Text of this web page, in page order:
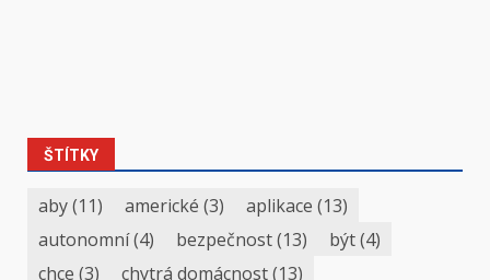
ŠTÍTKY
aby(11) americké (3) aplikace (13)
autonomní(4) bezpečnost(13) být(4)
chce (3) chytrá domácnost(13)